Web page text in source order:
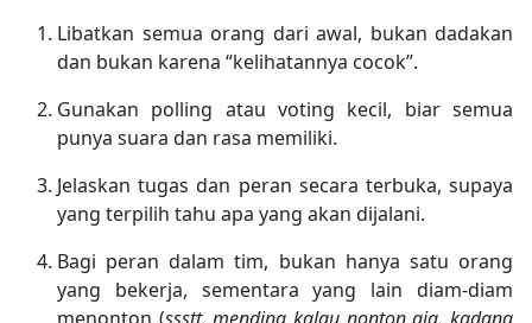
Libatkan semua orang dari awal, bukan dadakan
dan bukan karena “kelihatannya cocok”.
Gunakan polling atau voting kecil, biar semua
punya suara dan rasa memiliki.
Jelaskan tugas dan peran secara terbuka, supaya
yang terpilih tahu apa yang akan dijalani.
Bagi peran dalam tim, bukan hanya satu orang
yang bekerja, sementara yang lain diam-diam
menonton (ssstt, mending kalau nonton aja, kadang